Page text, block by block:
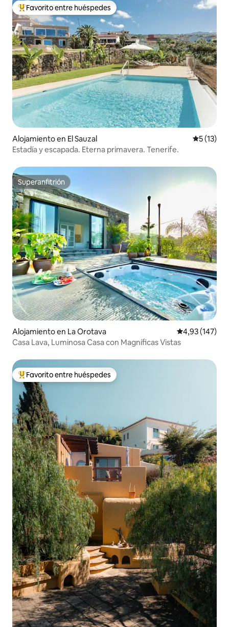
Favorito entre los huéspedes más destacados
Favorito entre huéspedes
Alojamiento en El Sauzal
5 (13)
Estadía y escapada. Eterna primavera. Tenerife.
Superanfitrión
Superanfitrión
Alojamiento en La Orotava Calificación
4,93 (147)
Casa Lava, Luminosa Casa con Magníficas Vistas
Favorito entre los huéspedes más destacados
Favorito entre huéspedes